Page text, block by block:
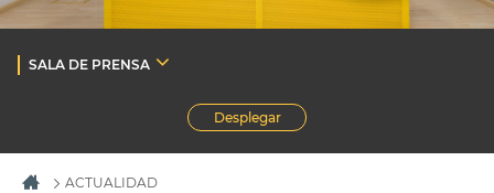
SALA DE PRENSA
Desplegar
ACTUALIDAD